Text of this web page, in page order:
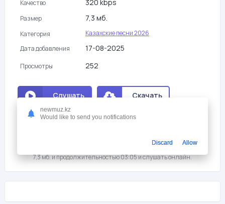
Качество 320 kbps
Размер 7,3 мб.
Категория
Казахские песни 2026
Дата добавления
17-08-2025
Просмотры 252
Слушать Скачать
Мне нравится 0
На этой странице вы можете скачать песню бесплатно Мейир
7,3 мб. и продолжительностью 03:05 и слушать онлайн.
newmuz.kz
Would like to send you notifications
Discard Allow